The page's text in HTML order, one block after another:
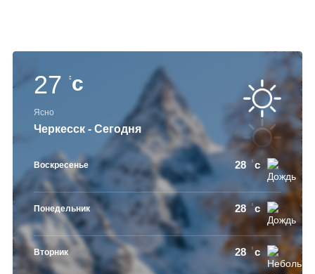
27 c
Ясно
Черкесск - Сегодня
Воскресенье 28 c
Понедельник 28 c
Вторник 28 c